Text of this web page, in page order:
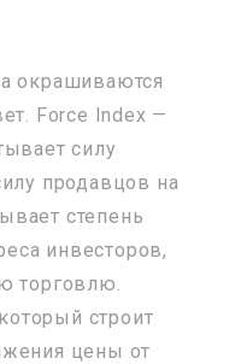
окрашиваются
Force Index —
силу
продавцов на
степень
инвесторов,
торговлю.
строит
цены от